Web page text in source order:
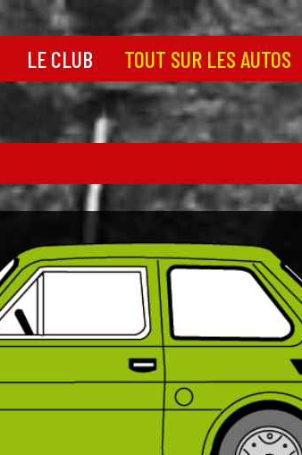
LE CLUB
Découvrir le Club
Les statuts
Toutes nos
Nos partenaires
La boutique
TOUT SUR LES AUTOS
Toutes les 500 et
Historique de la 500
La Jardinière
Le coin des 600
Le coin des sportives
Le cœur de la 500